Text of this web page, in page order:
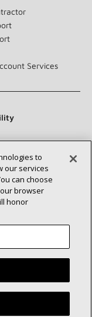
Services
Site Map
to
our services
can choose
browser
honor